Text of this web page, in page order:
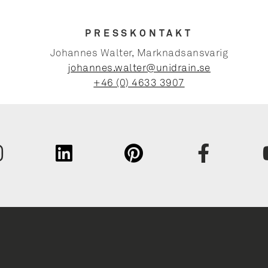
PRESSKONTAKT
Johannes Walter, Marknadsansvarig
johannes.walter@unidrain.se
+46 (0) 4633 3907